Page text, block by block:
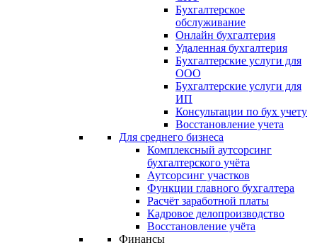
Бухгалтерское
обслуживание
Онлайн бухгалтерия
Удаленная бухгалтерия
Бухгалтерские услуги для
ООО
Бухгалтерские услуги для
ИП
Консультации по бух учету
Восстановление учета
Для среднего бизнеса
Комплексный аутсорсинг
бухгалтерского учёта
Аутсорсинг участков
Функции главного бухгалтера
Расчёт заработной платы
Кадровое делопроизводство
Восстановление учёта
Финансы